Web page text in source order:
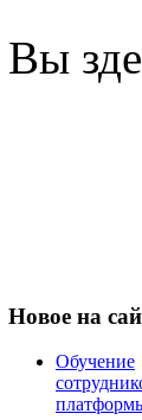
Вы
Новое на
Обучение